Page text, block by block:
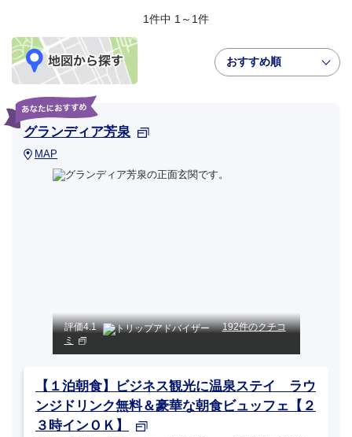
1件中 1～1件
おすすめ順
グランディア芳泉
MAP
評価4.1
192件のクチコ
ミ
【１泊朝食】ビジネス観光に温泉ステイ ラウ
ンジドリンク無料＆豪華な朝食ビュッフェ【２
３時インＯＫ】